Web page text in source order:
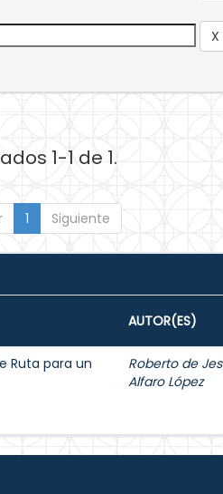
1-1 de 1.
1 Siguiente
AUTOR(ES)
Ruta para un
Roberto de
Alfaro López